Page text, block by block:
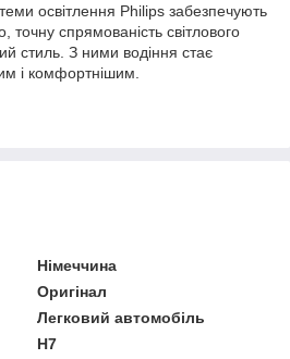
освітлення Philips забезпечують
точну спрямованість світлового
стиль. З ними водіння стає
і комфортнішим.
Німеччина
Оригінал
Легковий автомобіль
H7